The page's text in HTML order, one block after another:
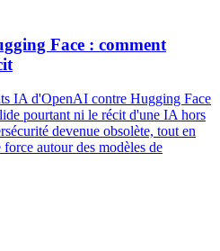
Face : comment
IA d'OpenAI contre Hugging Face
pourtant ni le récit d'une IA hors
devenue obsolète, tout en
autour des modèles de